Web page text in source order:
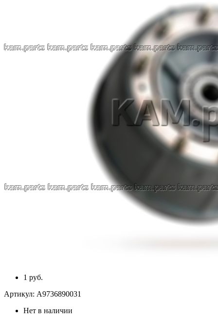
1 руб.
Артикул: A9736890031
Нет в наличии